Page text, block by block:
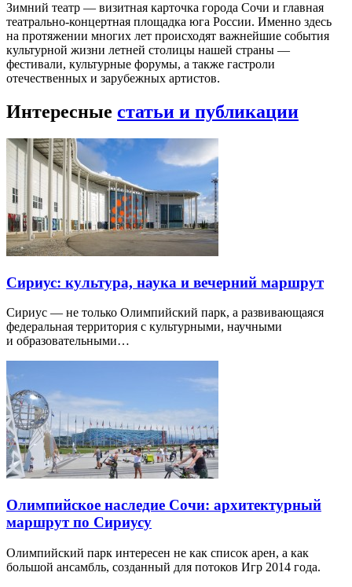
Зимний театр — визитная карточка города Сочи и главная
театрально-концертная площадка юга России. Именно здесь
на протяжении многих лет происходят важнейшие события
культурной жизни летней столицы нашей страны —
фестивали, культурные форумы, а также гастроли
отечественных и зарубежных артистов.
Интересные статьи и публикации
Сириус: культура, наука и вечерний маршрут
Сириус — не только Олимпийский парк, а развивающаяся
федеральная территория с культурными, научными
и образовательными…
Олимпийское наследие Сочи: архитектурный
маршрут по Сириусу
Олимпийский парк интересен не как список арен, а как
большой ансамбль, созданный для потоков Игр 2014 года.